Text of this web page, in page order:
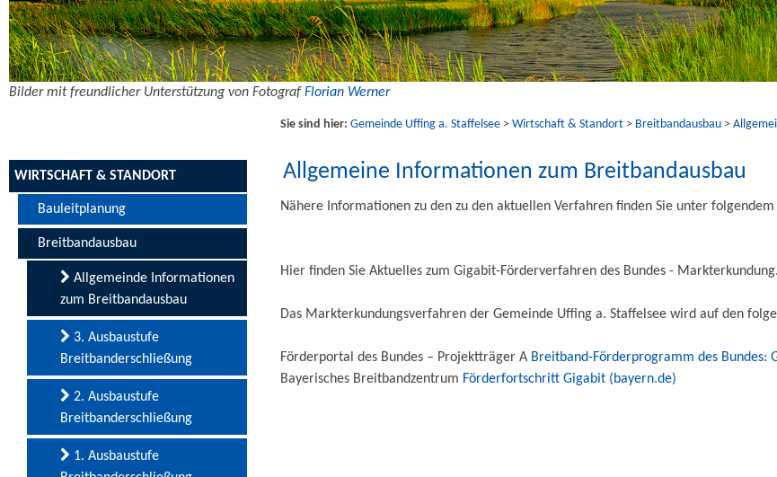
Bilder mit freundlicher Unterstützung von Fotograf Florian Werner
WIRTSCHAFT & STANDORT
Bauleitplanung
Breitbandausbau
Allgemeinde Informationen
zum Breitbandausbau
3. Ausbaustufe
Breitbanderschließung
2. Ausbaustufe
Breitbanderschließung
1. Ausbaustufe
Sie sind hier: Gemeinde Uffing a. Staffelsee > Wirtschaft & Standort > Breitbandausbau >
Allgemeine Informationen zum Breitbandausbau
Nähere Informationen zu den zu den aktuellen Verfahren finden Sie unter folgendem
Hier finden Sie Aktuelles zum Gigabit-Förderverfahren des Bundes - Markterkundung.
Das Markterkundungsverfahren der Gemeinde Uffing a. Staffelsee wird auf den
Förderportal des Bundes – Projektträger A Breitband-Förderprogramm des Bundes:
Bayerisches Breitbandzentrum Förderfortschritt Gigabit (bayern.de)